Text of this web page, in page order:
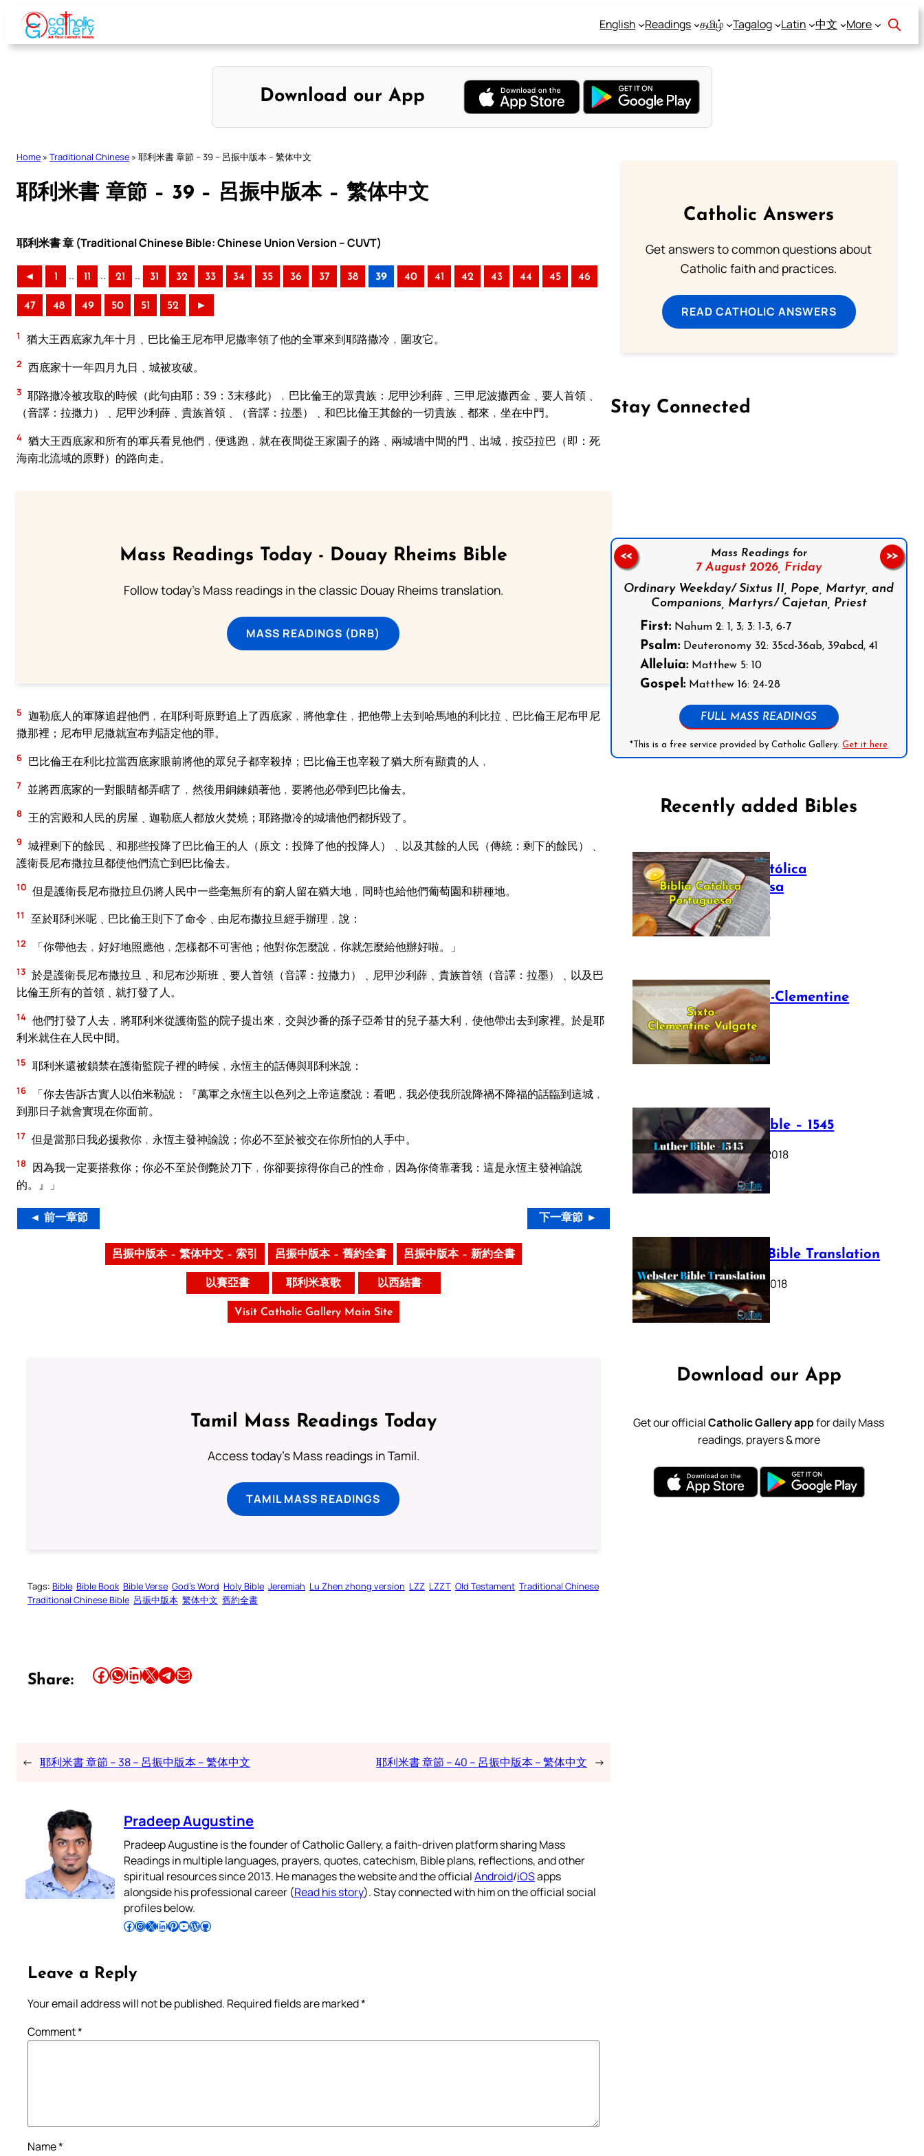
Skip
content
English Readings தமிழ் Tagalog Latin 中文 More
Download our App
Home » Traditional Chinese » 耶利米書 章節 – 39 – 呂振中版本 – 繁体中文
耶利米書 章節 – 39 – 呂振中版本 – 繁体中文
耶利米書 章 (Traditional Chinese Bible: Chinese Union Version – CUVT)
◄ 1 .. 11 .. 21 .. 31 32 33 34 35 36 37 38 39 40 41 42 43 44 45 46
47 48 49 50 51 52 ►
1 猶大王西底家九年十月﹑巴比倫王尼布甲尼撒率領了他的全軍來到耶路撒冷﹐圍攻它。
2 西底家十一年四月九日﹑城被攻破。
3 耶路撒冷被攻取的時候（此句由耶：39：3末移此）﹐巴比倫王的眾貴族：尼甲沙利薛﹑三甲尼波撒西金﹑要人首領﹑
（音譯：拉撒力）﹑尼甲沙利薛﹑貴族首領﹑（音譯：拉墨）﹑和巴比倫王其餘的一切貴族﹑都來﹐坐在中門。
4 猶大王西底家和所有的軍兵看見他們﹐便逃跑﹐就在夜間從王家園子的路﹑兩城墻中間的門﹑出城﹐按亞拉巴（即：死
海南北流域的原野）的路向走。
Mass Readings Today - Douay Rheims Bible
Follow today's Mass readings in the classic Douay Rheims translation.
MASS READINGS (DRB)
5 迦勒底人的軍隊追趕他們﹐在耶利哥原野追上了西底家﹐將他拿住﹐把他帶上去到哈馬地的利比拉﹑巴比倫王尼布甲尼
撒那裡；尼布甲尼撒就宣布判語定他的罪。
6 巴比倫王在利比拉當西底家眼前將他的眾兒子都宰殺掉；巴比倫王也宰殺了猶大所有顯貴的人﹐
7 並將西底家的一對眼睛都弄瞎了﹐然後用銅鍊鎖著他﹐要將他必帶到巴比倫去。
8 王的宮殿和人民的房屋﹑迦勒底人都放火焚燒；耶路撒冷的城墻他們都拆毀了。
9 城裡剩下的餘民﹑和那些投降了巴比倫王的人（原文：投降了他的投降人）﹑以及其餘的人民（傳統：剩下的餘民）﹑
護衛長尼布撒拉旦都使他們流亡到巴比倫去。
10 但是護衛長尼布撒拉旦仍將人民中一些毫無所有的窮人留在猶大地﹐同時也給他們葡萄園和耕種地。
11 至於耶利米呢﹑巴比倫王則下了命令﹑由尼布撒拉旦經手辦理﹐說：
12 「你帶他去﹐好好地照應他﹐怎樣都不可害他；他對你怎麼說﹐你就怎麼給他辦好啦。」
13 於是護衛長尼布撒拉旦﹑和尼布沙斯班﹑要人首領（音譯：拉撒力）﹑尼甲沙利薛﹑貴族首領（音譯：拉墨）﹑以及巴
比倫王所有的首領﹑就打發了人。
14 他們打發了人去﹐將耶利米從護衛監的院子提出來﹐交與沙番的孫子亞希甘的兒子基大利﹐使他帶出去到家裡。於是耶
利米就住在人民中間。
15 耶利米還被鎖禁在護衛監院子裡的時候﹐永恆主的話傳與耶利米說：
16
「你去告訴古實人以伯米勒說：『萬軍之永恆主以色列之上帝這麼說：看吧﹐我必使我所說降禍不降福的話臨到這城﹐
到那日子就會實現在你面前。
17 但是當那日我必援救你﹐永恆主發神諭說；你必不至於被交在你所怕的人手中。
18
因為我一定要搭救你；你必不至於倒斃於刀下﹐你卻要掠得你自己的性命﹐因為你倚靠著我：這是永恆主發神諭說
的。』」
◄ 前一章節 下一章節 ►
呂振中版本 – 繁体中文 – 索引 呂振中版本 – 舊約全書 呂振中版本 – 新約全書
以賽亞書 耶利米哀歌 以西結書
Visit Catholic Gallery Main Site
Tamil Mass Readings Today
Access today's Mass readings in Tamil.
TAMIL MASS READINGS
Tags: Bible Bible Book Bible Verse God’s Word Holy Bible Jeremiah Lu Zhen zhong version LZZ LZZT Old Testament Traditional Chinese
Traditional Chinese Bible 呂振中版本 繁体中文 舊約全書
Share: Share this article on Facebook Share this article on WhatsApp Share this article on LinkedIn Share this article on X Share this article on TelegramEmail this Article
← 耶利米書 章節 – 38 – 呂振中版本 – 繁体中文 耶利米書 章節 – 40 – 呂振中版本 – 繁体中文 →
Pradeep Augustine
Pradeep Augustine is the founder of Catholic Gallery, a faith-driven platform sharing Mass
Readings in multiple languages, prayers, quotes, catechism, Bible plans, reflections, and other
spiritual resources since 2013. He manages the website and the officialAndroid/iOSapps
alongside his professional career (Read his story). Stay connected with him on the official social
profiles below.
Follow Pradeep on Facebook Follow Pradeep on InstagramFollow Pradeep on X Follow Pradeep on LinkedIn Follow Pradeep on Pinterest Subscribe to Pradeep’s Youtube Channel Follow Pradeep on WordPress Follow Pradeep on GitHub
Leave a Reply
Your email address will not be published. Required fields are marked*
Comment*
Name*
Catholic Answers
Get answers to common questions about
Catholic faith and practices.
READ CATHOLIC ANSWERS
Stay Connected
Mass Readings for
7 August 2026, Friday
Ordinary Weekday/ Sixtus II, Pope, Martyr, and
Companions, Martyrs/ Cajetan, Priest
First:Nahum 2: 1, 3; 3: 1-3, 6-7
Psalm:Deuteronomy 32: 35cd-36ab, 39abcd, 41
Alleluia:Matthew 5: 10
Gospel:Matthew 16: 24-28
FULL MASS READINGS
*This is a free service provided by Catholic Gallery.Get it here
<< >>
Recently added Bibles
Bíblia Católica
Portuguesa
July 16, 2025
The Sixto-Clementine
Vulgate
July 12, 2025
Luther Bible – 1545
October 17, 2018
Webster Bible Translation
October 11, 2018
Download our App
Get our officialCatholic Gallery appfor daily Mass
readings, prayers & more